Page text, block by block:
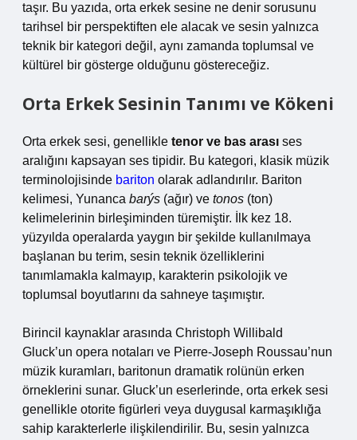
taşır. Bu yazıda, orta erkek sesine ne denir sorusunu
tarihsel bir perspektiften ele alacak ve sesin yalnızca
teknik bir kategori değil, aynı zamanda toplumsal ve
kültürel bir gösterge olduğunu göstereceğiz.
Orta Erkek Sesinin Tanımı ve Kökeni
Orta erkek sesi, genellikle tenor ve bas arası ses
aralığını kapsayan ses tipidir. Bu kategori, klasik müzik
terminolojisinde bariton olarak adlandırılır. Bariton
kelimesi, Yunanca barýs (ağır) ve tonos (ton)
kelimelerinin birleşiminden türemiştir. İlk kez 18.
yüzyılda operalarda yaygın bir şekilde kullanılmaya
başlanan bu terim, sesin teknik özelliklerini
tanımlamakla kalmayıp, karakterin psikolojik ve
toplumsal boyutlarını da sahneye taşımıştır.
Birincil kaynaklar arasında Christoph Willibald
Gluck’un opera notaları ve Pierre-Joseph Roussau’nun
müzik kuramları, baritonun dramatik rolünün erken
örneklerini sunar. Gluck’un eserlerinde, orta erkek sesi
genellikle otorite figürleri veya duygusal karmaşıklığa
sahip karakterlerle ilişkilendirilir. Bu, sesin yalnızca